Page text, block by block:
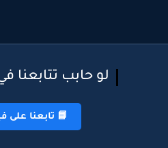
لو حابب تتابعنا
📘 تابعنا على